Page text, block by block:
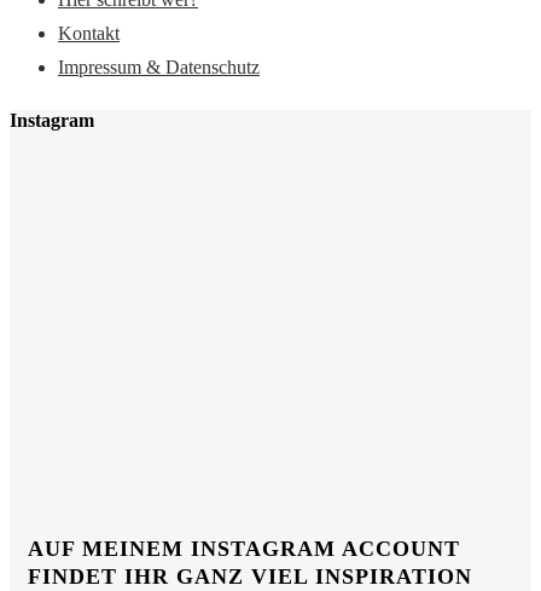
Kontakt
Impressum & Datenschutz
Instagram
AUF MEINEM INSTAGRAM ACCOUNT
FINDET IHR GANZ VIEL INSPIRATION